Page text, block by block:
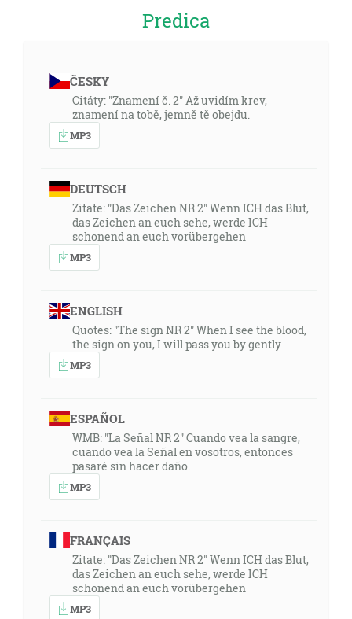
Predica
ČESKY
Citáty: "Znamení č. 2" Až uvidím krev,
znamení na tobě, jemně tě obejdu.
MP3
DEUTSCH
Zitate: "Das Zeichen NR 2" Wenn ICH das Blut,
das Zeichen an euch sehe, werde ICH
schonend an euch vorübergehen
MP3
ENGLISH
Quotes: "The sign NR 2" When I see the blood,
the sign on you, I will pass you by gently
MP3
ESPAÑOL
WMB: "La Señal NR 2" Cuando vea la sangre,
cuando vea la Señal en vosotros, entonces
pasaré sin hacer daño.
MP3
FRANÇAIS
Zitate: "Das Zeichen NR 2" Wenn ICH das Blut,
das Zeichen an euch sehe, werde ICH
schonend an euch vorübergehen
MP3